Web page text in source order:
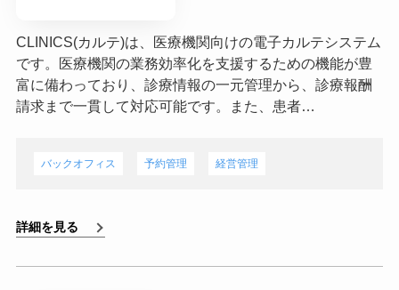
CLINICS(カルテ)は、医療機関向けの電子カルテシステム
です。医療機関の業務効率化を支援するための機能が豊
富に備わっており、診療情報の一元管理から、診療報酬
請求まで一貫して対応可能です。また、患者…
バックオフィス 予約管理 経営管理
詳細を見る